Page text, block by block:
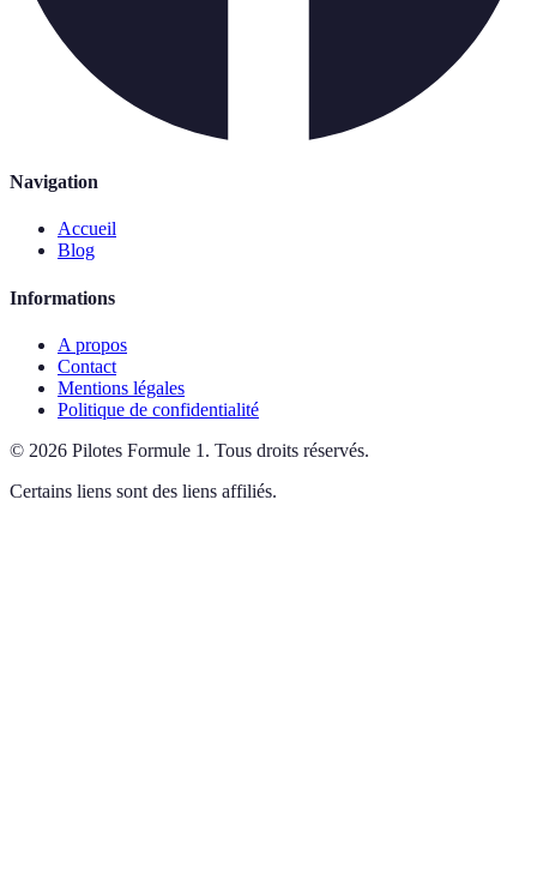
Navigation
Accueil
Blog
Informations
A propos
Contact
Mentions légales
Politique de confidentialité
© 2026 Pilotes Formule 1 . Tous droits réservés.
Certains liens sont des liens affiliés.